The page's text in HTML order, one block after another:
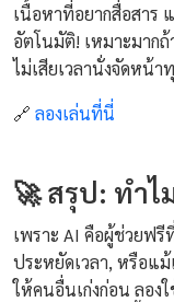
เนื้อหาที่อยากสื่อสาร
อัตโนมัติ! เหมาะมาก
ไม่เสียเวลานั่งจัดหน้า
🔗 ลองเล่นที่นี่
🚀 สรุป: ทำไ
เพราะ AI คือผู้ช่วยฟ
ประหยัดเวลา, หรือแ
ให้คนอื่นเก่งก่อน ลอง